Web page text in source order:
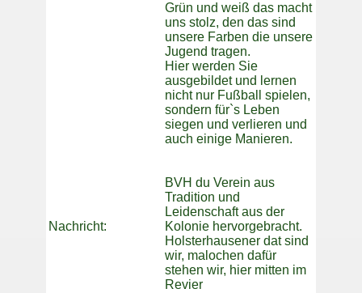
Nachricht:
Grün und weiß das macht
uns stolz, den das sind
unsere Farben die unsere
Jugend tragen.
Hier werden Sie
ausgebildet und lernen
nicht nur Fußball spielen,
sondern für`s Leben
siegen und verlieren und
auch einige Manieren.
BVH du Verein aus
Tradition und
Leidenschaft aus der
Kolonie hervorgebracht.
Holsterhausener dat sind
wir, malochen dafür
stehen wir, hier mitten im
Revier